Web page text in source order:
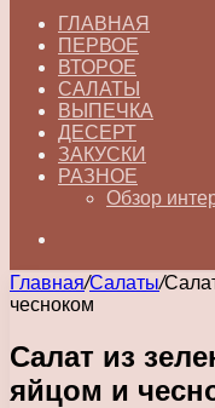
ГЛАВНАЯ
ПЕРВОЕ
ВТОРОЕ
САЛАТЫ
ВЫПЕЧКА
ДЕСЕРТ
ЗАКУСКИ
РАЗНОЕ
Обзор
Главная/Салаты/
чесноком
Салат из
яйцом и